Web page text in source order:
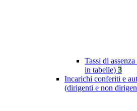
Tassi di
in tabelle) 3
Incarichi conferiti e
(dirigenti e non